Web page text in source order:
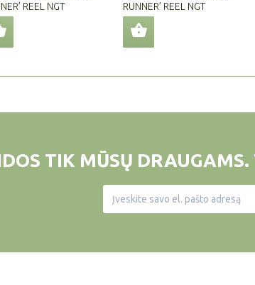
REEL NGT
RUNNER’ REEL NGT
TIK MŪSŲ